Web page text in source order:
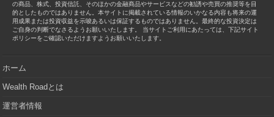
の商品、株式、投資信託、そのほかの金融商品やサービスなどの勧誘や売買の推奨等を目
的としたものではありません。本サイトに掲載されている情報のいかなる内容も将来の運
用成果または投資収益を示唆あるいは保証するものではありません。最終的な投資決定は
ご自身の判断でなさるようお願いいたします。 当サイトご利用にあたっては、下記サイト
ポリシーをご確認いただけますようお願いいたします。
ホーム
Wealth Roadとは
運営者情報